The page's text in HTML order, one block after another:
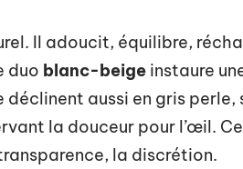
Il adoucit, équilibre,
duo blanc-beige instaure
déclinent aussi en gris perle,
la douceur pour l’œil.
la discrétion.